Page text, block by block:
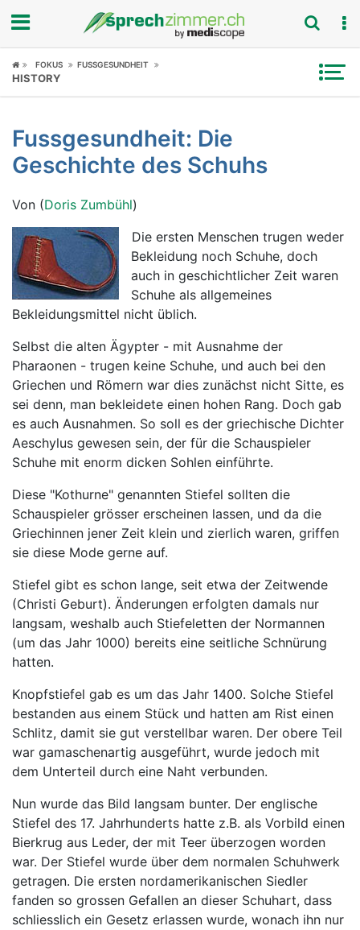
Fokus
Symptome
Ratgeber
Rubriken
FOKUS FUSSGESUNDHEIT
HISTORY
Fussgesundheit: Die
Geschichte des Schuhs
Von (Doris Zumbühl)
Die ersten Menschen trugen weder
Bekleidung noch Schuhe, doch
auch in geschichtlicher Zeit waren
Schuhe als allgemeines
Bekleidungsmittel nicht üblich.
Selbst die alten Ägypter - mit Ausnahme der
Pharaonen - trugen keine Schuhe, und auch bei den
Griechen und Römern war dies zunächst nicht Sitte, es
sei denn, man bekleidete einen hohen Rang. Doch gab
es auch Ausnahmen. So soll es der griechische Dichter
Aeschylus gewesen sein, der für die Schauspieler
Schuhe mit enorm dicken Sohlen einführte.
Diese "Kothurne" genannten Stiefel sollten die
Schauspieler grösser erscheinen lassen, und da die
Griechinnen jener Zeit klein und zierlich waren, griffen
sie diese Mode gerne auf.
Stiefel gibt es schon lange, seit etwa der Zeitwende
(Christi Geburt). Änderungen erfolgten damals nur
langsam, weshalb auch Stiefeletten der Normannen
(um das Jahr 1000) bereits eine seitliche Schnürung
hatten.
Knopfstiefel gab es um das Jahr 1400. Solche Stiefel
bestanden aus einem Stück und hatten am Rist einen
Schlitz, damit sie gut verstellbar waren. Der obere Teil
war gamaschenartig ausgeführt, wurde jedoch mit
dem Unterteil durch eine Naht verbunden.
Nun wurde das Bild langsam bunter. Der englische
Stiefel des 17. Jahrhunderts hatte z.B. als Vorbild einen
Bierkrug aus Leder, der mit Teer überzogen worden
war. Der Stiefel wurde über dem normalen Schuhwerk
getragen. Die ersten nordamerikanischen Siedler
fanden so grossen Gefallen an dieser Schuhart, dass
schliesslich ein Gesetz erlassen wurde, wonach ihn nur